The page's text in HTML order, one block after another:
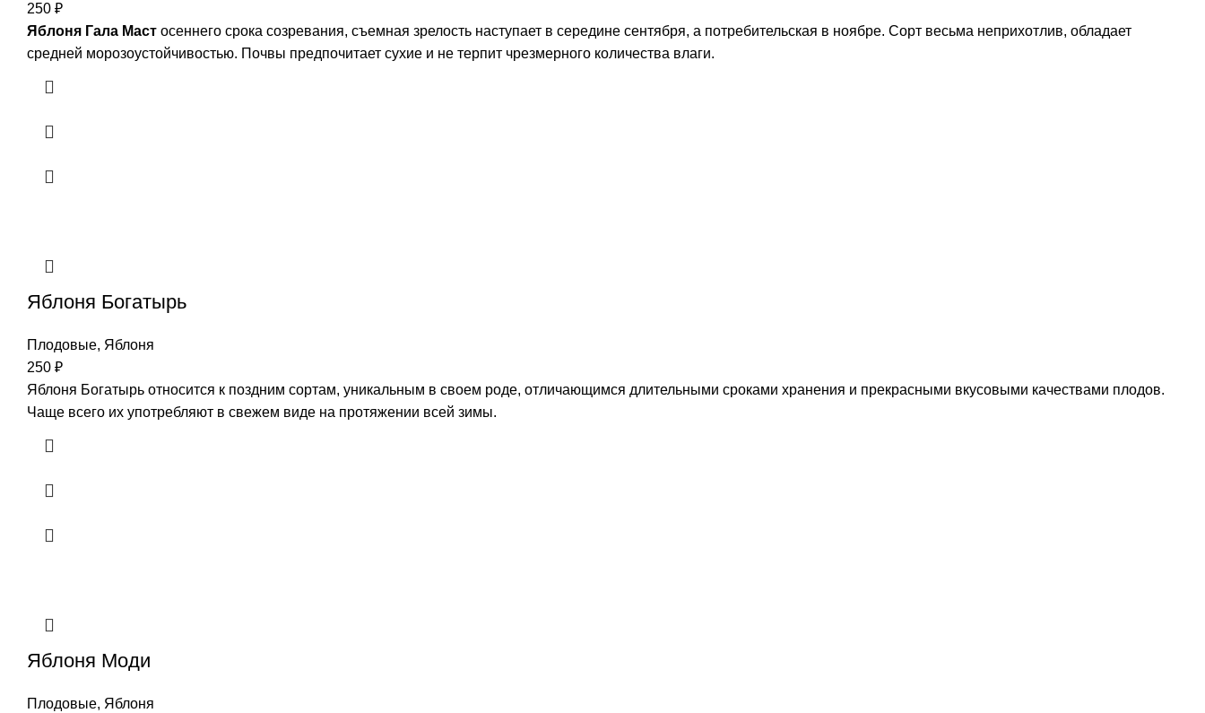
250 ₽
Яблоня Гала Маст осеннего срока созревания, съемная зрелость наступает в середине сентября, а потребительская в ноябре. Сорт весьма неприхотлив, обладает
средней морозоустойчивостью. Почвы предпочитает сухие и не терпит чрезмерного количества влаги.
Яблоня Богатырь
Плодовые, Яблоня
250 ₽
Яблоня Богатырь относится к поздним сортам, уникальным в своем роде, отличающимся длительными сроками хранения и прекрасными вкусовыми качествами плодов.
Чаще всего их употребляют в свежем виде на протяжении всей зимы.
Яблоня Моди
Плодовые, Яблоня